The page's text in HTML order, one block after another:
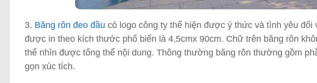
3. Băng rôn đeo đầu có logo công ty thể hiện được ý thức và tình yêu đối
được in theo kích thước phổ biến là 4,5cmx 90cm. Chữ trên băng rôn
thể nhìn được tổng thể nội dung. Thông thường băng rôn thường gồm
gọn xúc tích.